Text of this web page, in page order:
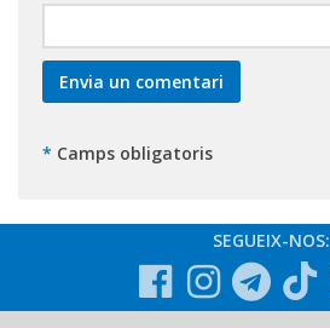
* Camps obligatoris
SEGUEIX-NOS: